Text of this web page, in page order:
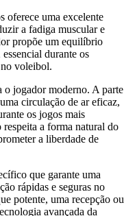
oferece uma excelente
a fadiga muscular e
propõe um equilíbrio
durante os
voleibol.
o jogador moderno. A parte
circulação de ar eficaz,
os jogos mais
a forma natural do
a liberdade de
que garante uma
rápidas e seguras no
potente, uma recepção ou
avançada da